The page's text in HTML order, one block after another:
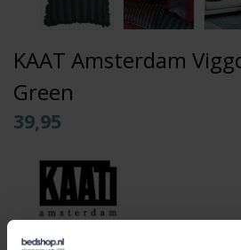
KAAT Amsterdam
Green
39,95